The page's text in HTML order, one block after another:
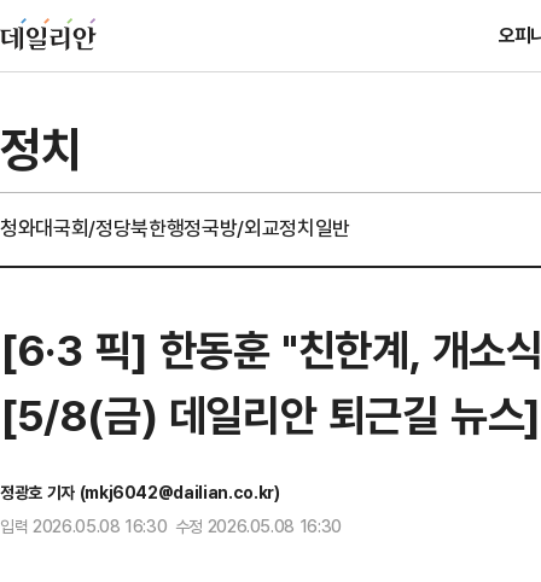
오피
정치
청와대국회/정당북한행정국방/외교정치일반
[6·3 픽] 한동훈 "친한계, 개소
[5/8(금) 데일리안 퇴근길 뉴스]
정광호 기자 (mkj6042@dailian.co.kr)
입력 2026.05.08 16:30 수정 2026.05.08 16:30